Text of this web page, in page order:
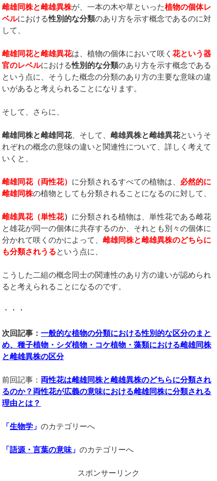
雌雄同株と雌雄異株が、一本の木や草といった植物の個体レ
ベルにおける性別的な分類のあり方を示す概念であるのに対
して、
雌雄同花と雌雄異花は、植物の個体において咲く花という器
官のレベルにおける性別的な分類のあり方を示す概念である
という点に、そうした概念の分類のあり方の主要な意味の違
いがあると考えられることになります。
そして、さらに、
雌雄同株と雌雄同花、そして、雌雄異株と雌雄異花というそ
れぞれの概念の意味の違いと関連性について、詳しく考えて
いくと、
雌雄同花（両性花） に分類されるすべての植物は、 必然的に
雌雄同株の植物としても分類されることになるのに対して、
雌雄異花（単性花） に分類される植物は、単性花である雌花
と雄花が同一の個体に共存するのか、それとも別々の個体に
分かれて咲くのかによって、雌雄同株と雌雄異株のどちらに
も分類されうるという点に、
こうした二組の概念同士の関連性のあり方の違いが認められ
ると考えられることになるのです。
・・・
次回記事：一般的な植物の分類における性別的な区分のまと
め、種子植物・シダ植物・コケ植物・藻類における雌雄同株
と雌雄異株の区分
前回記事： 両性花は雌雄同株と雌雄異株のどちらに分類され
るのか？両性花が広義の意味における雌雄同株に分類される
理由とは？
「生物学 」のカテゴリーへ
「語源・言葉の意味 」のカテゴリーへ
スポンサーリンク